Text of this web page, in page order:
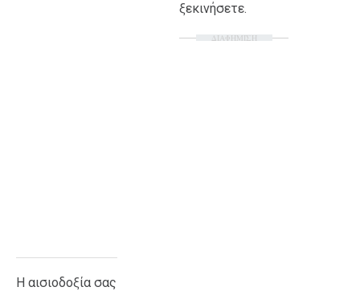
Η αισιοδοξία σας
ξεκινήσετε.
ΔΙΑΦΗΜΙΣΗ